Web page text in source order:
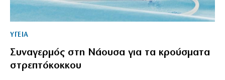
ΥΓΕΙΑ
Συναγερμός στη Νάουσα για τα κρούσματα
στρεπτόκοκκου